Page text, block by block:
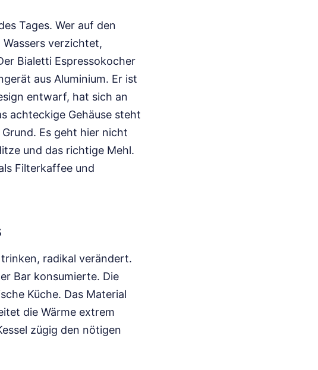
Tages. Wer auf den
verzichtet,
Bialetti Espressokocher
aus Aluminium. Er ist
entwarf, hat sich an
achteckige Gehäuse steht
Es geht hier nicht
und das richtige Mehl.
Filterkaffee und
radikal verändert.
Bar konsumierte. Die
Küche. Das Material
die Wärme extrem
zügig den nötigen